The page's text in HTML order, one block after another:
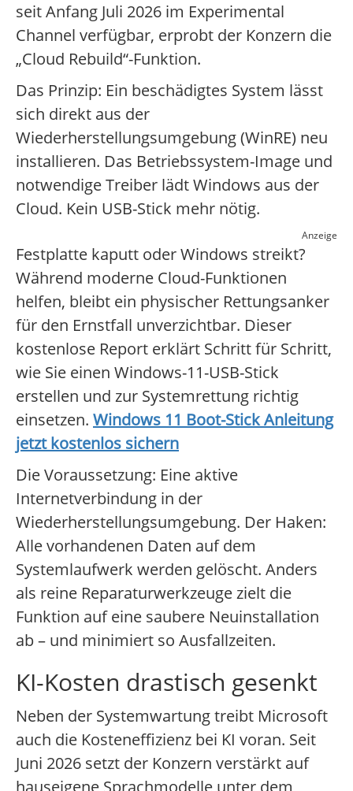
seit Anfang Juli 2026 im Experimental
Channel verfügbar, erprobt der Konzern die
„Cloud Rebuild“-Funktion.
Das Prinzip: Ein beschädigtes System lässt
sich direkt aus der
Wiederherstellungsumgebung (WinRE) neu
installieren. Das Betriebssystem-Image und
notwendige Treiber lädt Windows aus der
Cloud. Kein USB-Stick mehr nötig.
Anzeige
Festplatte kaputt oder Windows streikt?
Während moderne Cloud-Funktionen
helfen, bleibt ein physischer Rettungsanker
für den Ernstfall unverzichtbar. Dieser
kostenlose Report erklärt Schritt für Schritt,
wie Sie einen Windows-11-USB-Stick
erstellen und zur Systemrettung richtig
einsetzen. Windows 11 Boot-Stick Anleitung
jetzt kostenlos sichern
Die Voraussetzung: Eine aktive
Internetverbindung in der
Wiederherstellungsumgebung. Der Haken:
Alle vorhandenen Daten auf dem
Systemlaufwerk werden gelöscht. Anders
als reine Reparaturwerkzeuge zielt die
Funktion auf eine saubere Neuinstallation
ab – und minimiert so Ausfallzeiten.
KI-Kosten drastisch gesenkt
Neben der Systemwartung treibt Microsoft
auch die Kosteneffizienz bei KI voran. Seit
Juni 2026 setzt der Konzern verstärkt auf